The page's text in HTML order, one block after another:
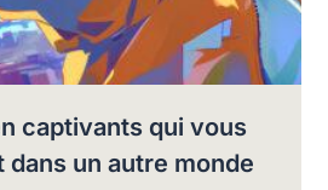
captivants qui vous
un autre monde